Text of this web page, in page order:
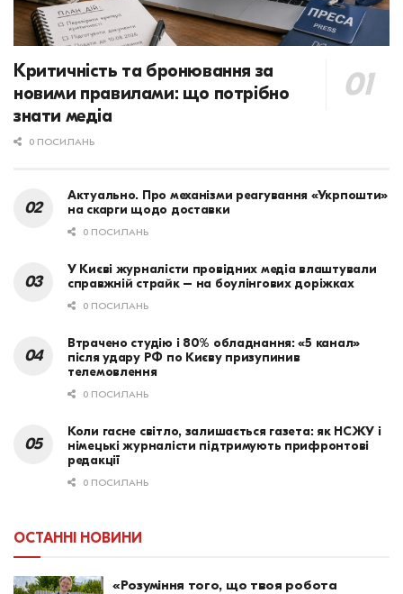
Критичність та бронювання за
новими правилами: що потрібно
знати медіа
0 ПОСИЛАНЬ
Актуально. Про механізми реагування «Укрпошти»
на скарги щодо доставки
0 ПОСИЛАНЬ
У Києві журналісти провідних медіа влаштували
справжній страйк – на боулінгових доріжках
0 ПОСИЛАНЬ
Втрачено студію і 80% обладнання: «5 канал»
після удару РФ по Києву призупинив
телемовлення
0 ПОСИЛАНЬ
Коли гасне світло, залишається газета: як НСЖУ і
німецькі журналісти підтримують прифронтові
редакції
0 ПОСИЛАНЬ
ОСТАННІ НОВИНИ
«Розуміння того, що твоя робота